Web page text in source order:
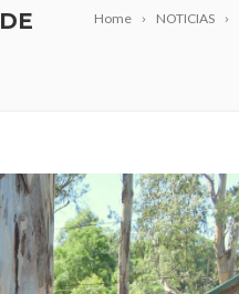
Home NOTICIAS